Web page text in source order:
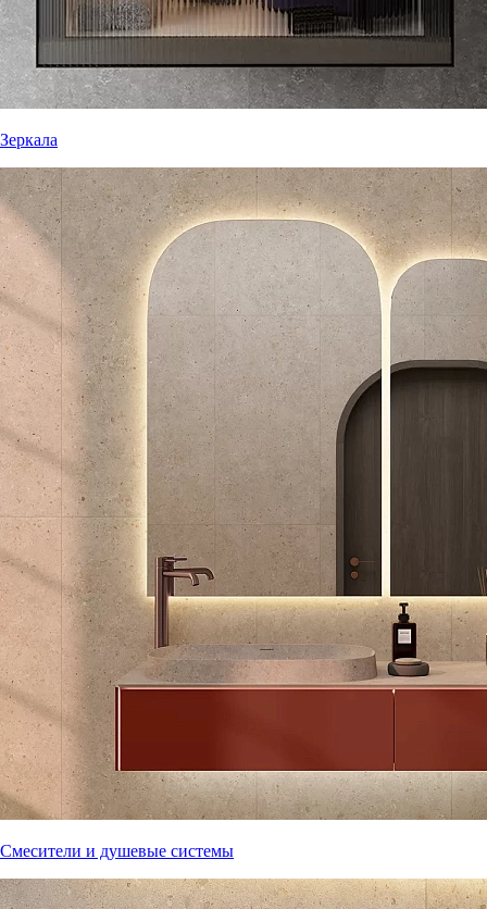
Зеркала
Смесители и душевые системы